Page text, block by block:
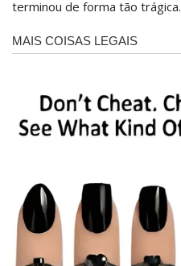
terminou de forma tão trágica.